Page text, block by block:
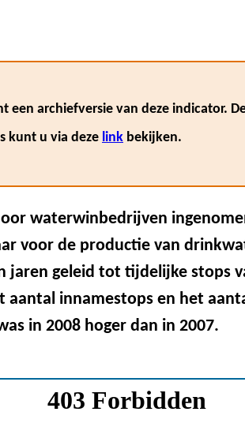
een archiefversie van deze indicator.
kunt u via deze link bekijken.
waterwinbedrijven
voor de productie van
jaren geleid tot tijdelijke stops
aantal innamestops en het
in 2008 hoger dan in 2007.